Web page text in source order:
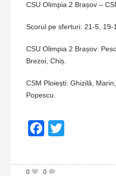
CSU Olimpia 2 Brașov –
Scorul pe sferturi: 21-5, 19-
CSU Olimpia 2 Brașov:
Brezoi, Chiș.
CSM Ploiești: Ghizilă,
Popescu.
Facebook
0
0